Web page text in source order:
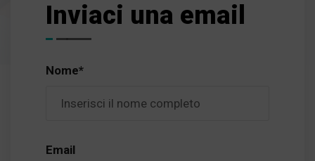
Inviaci una email
Nome*
Email